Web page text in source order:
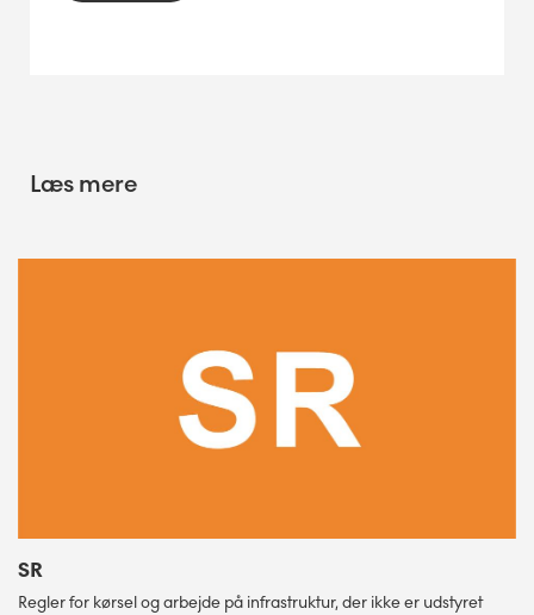
Læs mere
SR
Regler for kørsel og arbejde på infrastruktur, der ikke er udstyret